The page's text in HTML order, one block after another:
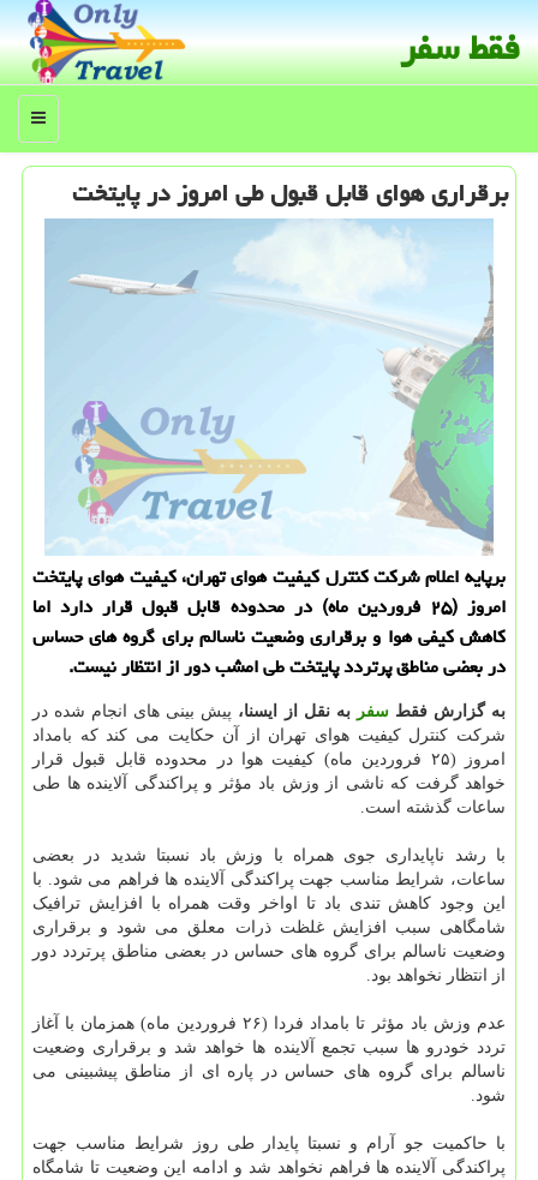
فقط سفر
منو
برقراری هوای قابل قبول طی امروز در پایتخت
برپایه اعلام شرکت کنترل کیفیت هوای تهران، کیفیت هوای پایتخت
امروز (۲۵ فروردین ماه) در محدوده قابل قبول قرار دارد اما
کاهش کیفی هوا و برقراری وضعیت ناسالم برای گروه های حساس
در بعضی مناطق پرتردد پایتخت طی امشب دور از انتظار نیست.
به گزارش فقطسفر به نقل از ایسنا، پیش بینی های انجام شده در
شرکت کنترل کیفیت هوای تهران از آن حکایت می کند که بامداد
امروز (۲۵ فروردین ماه) کیفیت هوا در محدوده قابل قبول قرار
خواهد گرفت که ناشی از وزش باد مؤثر و پراکندگی آلاینده ها طی
ساعات گذشته است.
با رشد ناپایداری جوی همراه با وزش باد نسبتا شدید در بعضی
ساعات، شرایط مناسب جهت پراکندگی آلاینده ها فراهم می شود. با
این وجود کاهش تندی باد تا اواخر وقت همراه با افزایش ترافیک
شامگاهی سبب افزایش غلظت ذرات معلق می شود و برقراری
وضعیت ناسالم برای گروه های حساس در بعضی مناطق پرتردد دور
از انتظار نخواهد بود.
عدم وزش باد مؤثر تا بامداد فردا (۲۶ فروردین ماه) همزمان با آغاز
تردد خودرو ها سبب تجمع آلاینده ها خواهد شد و برقراری وضعیت
ناسالم برای گروه های حساس در پاره ای از مناطق پیشبینی می
شود.
با حاکمیت جو آرام و نسبتا پایدار طی روز شرایط مناسب جهت
پراکندگی آلاینده ها فراهم نخواهد شد و ادامه این وضعیت تا شامگاه